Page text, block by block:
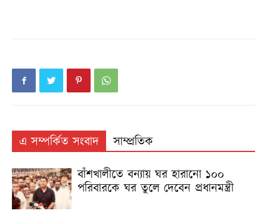
এ সম্পর্কিত সংবাদ
সাম্প্রতিক
বাঁশখালীতে বন্যায় ঘর হারানো ১০০
পরিবারকে ঘর তুলে দেবেন প্রধানমন্ত্রী